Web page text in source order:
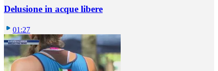
Delusione in acque libere
01:27